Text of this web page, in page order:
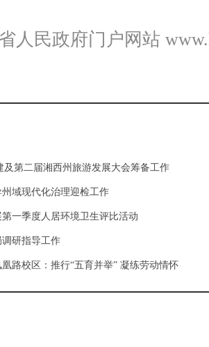
人民政府门户网站
及第二届湘西州旅游发展大会筹备工作
域现代化治理迎检工作
一季度人居环境卫生评比活动
研指导工作
路校区：推行“五育并举” 凝练劳动情怀